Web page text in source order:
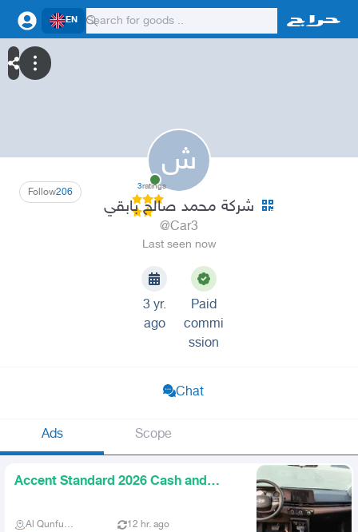
EN
ش
206
Follow 3ratings
شركة محمد صالح بابقي
@Car3
Last seen now
3 yr.
ago
Paid
commi
ssion
Chat
Ads Scope
Accent Standard 2026 Cash and
Al Qunfudhah 12 hr. ago